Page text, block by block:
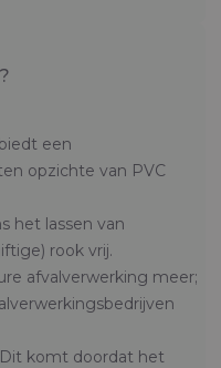
een
opzichte van PVC
het lassen van
rook vrij.
afvalverwerking meer;
Dit komt doordat het